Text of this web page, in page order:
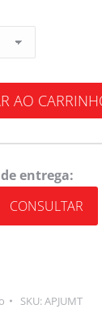
AO
entrega:
CONSULTAR
SKU:APJUMT